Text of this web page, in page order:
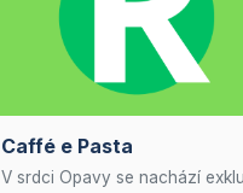
Caffé e Pasta
V srdci Opavy se nachází